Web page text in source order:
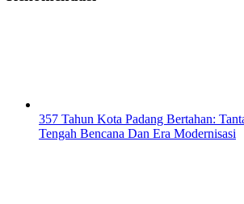
357 Tahun Kota Padang Bertahan:
Tengah Bencana Dan Era Modernisasi